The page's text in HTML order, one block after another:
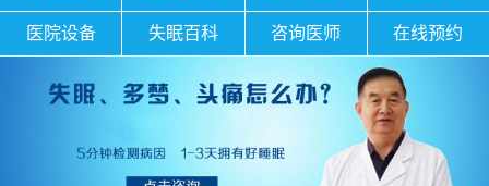
医院设备 失眠百科 咨询医师 在线预约